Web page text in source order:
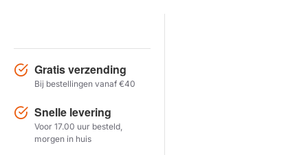
Model
Herstel zoekopdracht
Gratis verzending
Bij bestellingen vanaf €40
Snelle levering
Voor 17.00 uur besteld,
morgen in huis